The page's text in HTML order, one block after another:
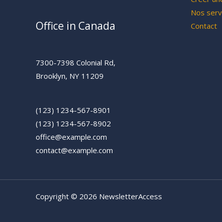
Office in Canada
7300-7398 Colonial Rd,
Brooklyn, NY 11209
(123) 1234-567-8901
(123) 1234-567-8902
office@example.com
contact@example.com
Nos
Contact
Copyright © 2026 NewsletterAccess